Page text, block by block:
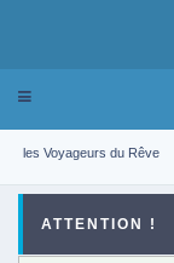
Toggle
les Voyageurs du Rêve
ATTENTION !